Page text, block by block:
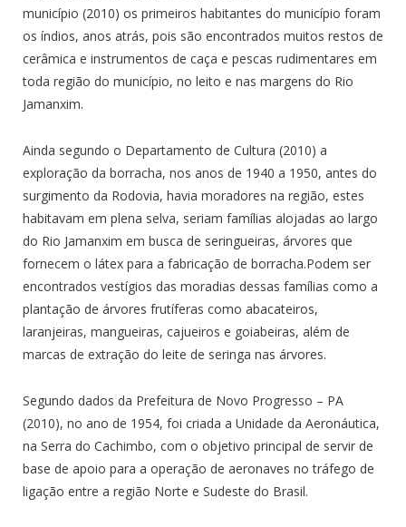
município (2010) os primeiros habitantes do município foram
os índios, anos atrás, pois são encontrados muitos restos de
cerâmica e instrumentos de caça e pescas rudimentares em
toda região do município, no leito e nas margens do Rio
Jamanxim.
Ainda segundo o Departamento de Cultura (2010) a
exploração da borracha, nos anos de 1940 a 1950, antes do
surgimento da Rodovia, havia moradores na região, estes
habitavam em plena selva, seriam famílias alojadas ao largo
do Rio Jamanxim em busca de seringueiras, árvores que
fornecem o látex para a fabricação de borracha.Podem ser
encontrados vestígios das moradias dessas famílias como a
plantação de árvores frutíferas como abacateiros,
laranjeiras, mangueiras, cajueiros e goiabeiras, além de
marcas de extração do leite de seringa nas árvores.
Segundo dados da Prefeitura de Novo Progresso – PA
(2010), no ano de 1954, foi criada a Unidade da Aeronáutica,
na Serra do Cachimbo, com o objetivo principal de servir de
base de apoio para a operação de aeronaves no tráfego de
ligação entre a região Norte e Sudeste do Brasil.